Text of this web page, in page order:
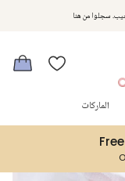
حصرية وعروض مصممة خصيصا لتلبي
الماركات